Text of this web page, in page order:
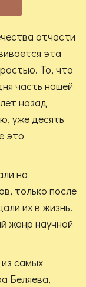
отчасти
эта
То, что
часть нашей
назад
уже десять
это
на
только после
их в жизнь.
жанр научной
самых
Беляева,